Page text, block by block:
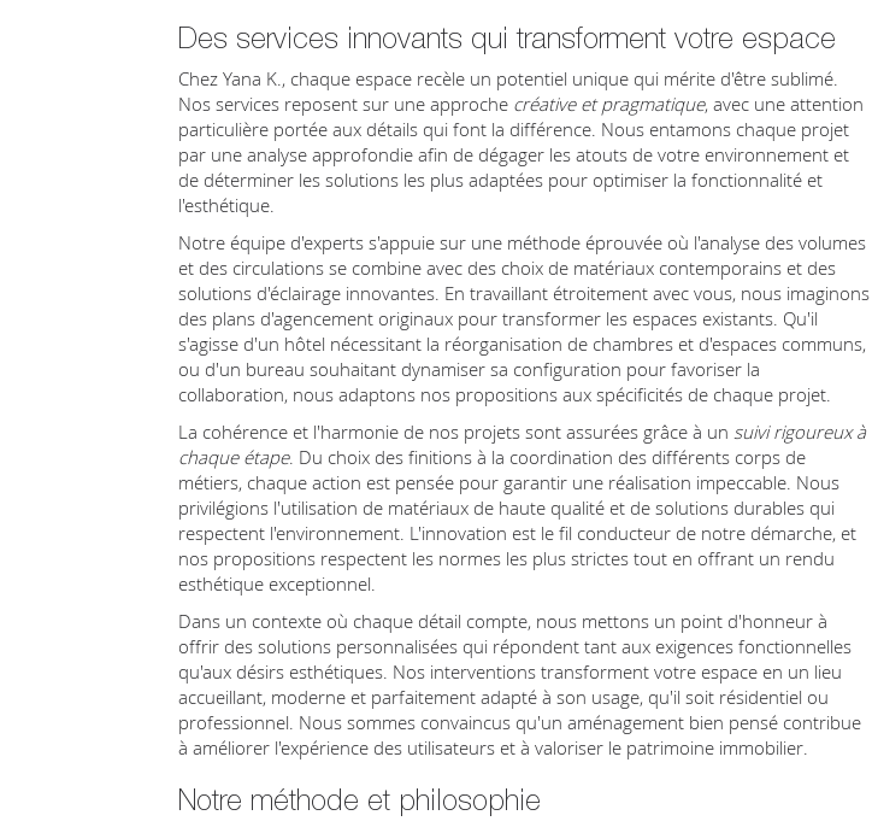
Des services innovants qui transforment votre espace
Chez Yana K., chaque espace recèle un potentiel unique qui mérite d'être sublimé.
Nos services reposent sur une approche créative et pragmatique, avec une attention
particulière portée aux détails qui font la différence. Nous entamons chaque projet
par une analyse approfondie afin de dégager les atouts de votre environnement et
de déterminer les solutions les plus adaptées pour optimiser la fonctionnalité et
l'esthétique.
Notre équipe d'experts s'appuie sur une méthode éprouvée où l'analyse des volumes
et des circulations se combine avec des choix de matériaux contemporains et des
solutions d'éclairage innovantes. En travaillant étroitement avec vous, nous imaginons
des plans d'agencement originaux pour transformer les espaces existants. Qu'il
s'agisse d'un hôtel nécessitant la réorganisation de chambres et d'espaces communs,
ou d'un bureau souhaitant dynamiser sa configuration pour favoriser la
collaboration, nous adaptons nos propositions aux spécificités de chaque projet.
La cohérence et l'harmonie de nos projets sont assurées grâce à un suivi rigoureux à
chaque étape. Du choix des finitions à la coordination des différents corps de
métiers, chaque action est pensée pour garantir une réalisation impeccable. Nous
privilégions l'utilisation de matériaux de haute qualité et de solutions durables qui
respectent l'environnement. L'innovation est le fil conducteur de notre démarche, et
nos propositions respectent les normes les plus strictes tout en offrant un rendu
esthétique exceptionnel.
Dans un contexte où chaque détail compte, nous mettons un point d'honneur à
offrir des solutions personnalisées qui répondent tant aux exigences fonctionnelles
qu'aux désirs esthétiques. Nos interventions transforment votre espace en un lieu
accueillant, moderne et parfaitement adapté à son usage, qu'il soit résidentiel ou
professionnel. Nous sommes convaincus qu'un aménagement bien pensé contribue
à améliorer l'expérience des utilisateurs et à valoriser le patrimoine immobilier.
Notre méthode et philosophie